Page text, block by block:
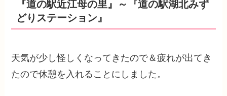
『道の駅近江母の里』～『道の駅湖北みず
どりステーション』
天気が少し怪しくなってきたので＆疲れが出てき
たので休憩を入れることにしました。